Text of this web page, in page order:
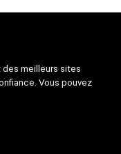
meilleurs sites
Vous pouvez